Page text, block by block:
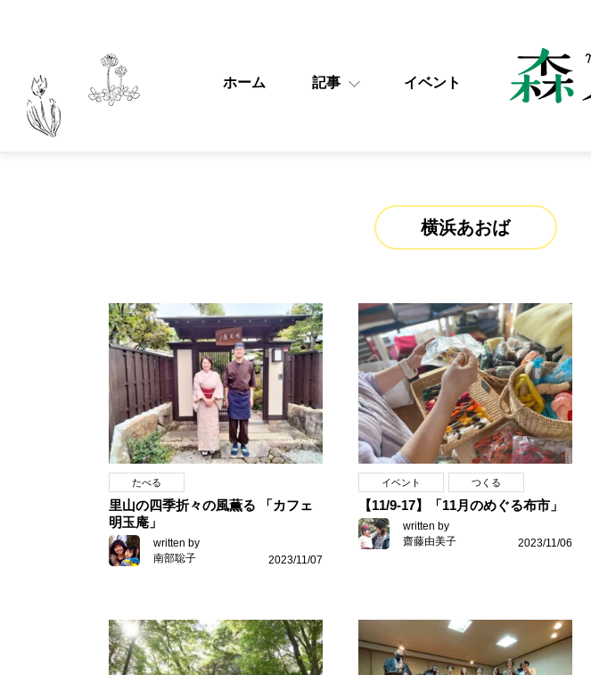
ホーム 記事 イベント
横浜あおば
たべる
里山の四季折々の風薫る 「カフェ
明玉庵」
written by
南部聡子
2023/11/07
イベント つくる
【11/9-17】「11月のめぐる布市」
written by
齋藤由美子
2023/11/06